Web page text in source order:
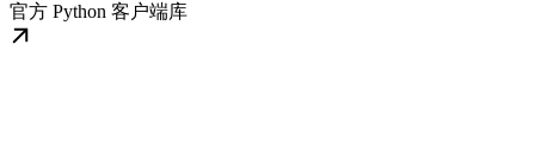
官方 Python 客户端库